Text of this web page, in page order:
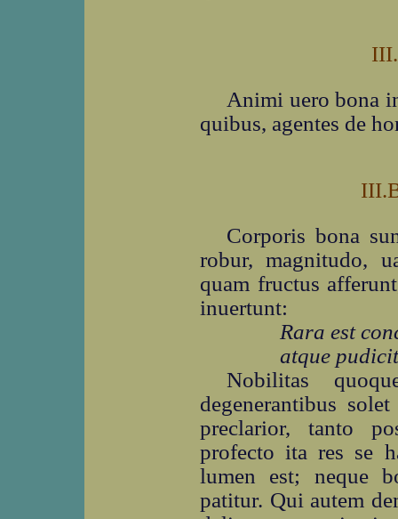
Animi uero bona
quibus, agentes de
Corporis bona
robur, magnitudo,
quam fructus
inuertunt:
Rara est
atque
Nobilitas
degenerantibus
preclarior, tanto
profecto ita res se
lumen est; neque
patitur. Qui autem